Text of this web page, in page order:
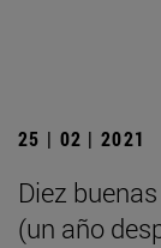
25 | 02 | 2021
Diez
(un año